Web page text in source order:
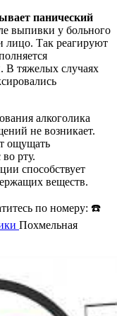
панический
выпивки у больного
лицо. Так реагируют
В тяжелых случаях
алкоголика
не возникает.
ощущать
рту.
способствует
веществ.
по номеру: ☎️
Похмельная